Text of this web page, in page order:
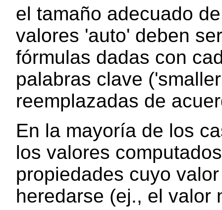
el tamaño adecuado
valores 'auto' deben
fórmulas dadas con
palabras clave
reemplazadas de
En la mayoría de los
los valores
propiedades cuyo
heredarse (ej., el valor